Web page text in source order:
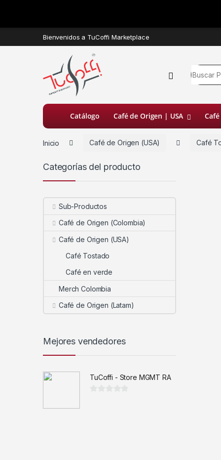
Bienvenidos a TuCoffi Marketplace
Catálogo Café de Origen | USA
Inicio Café de Origen (USA) Café
Categorías del producto
Sub-Productos
Café de Origen (Colombia)
Café de Origen (USA)
Café Tostado
Café en verde
Merch Colombia
Café de Origen (Latam)
Mejores vendedores
TuCoffi - Store MGMT RA